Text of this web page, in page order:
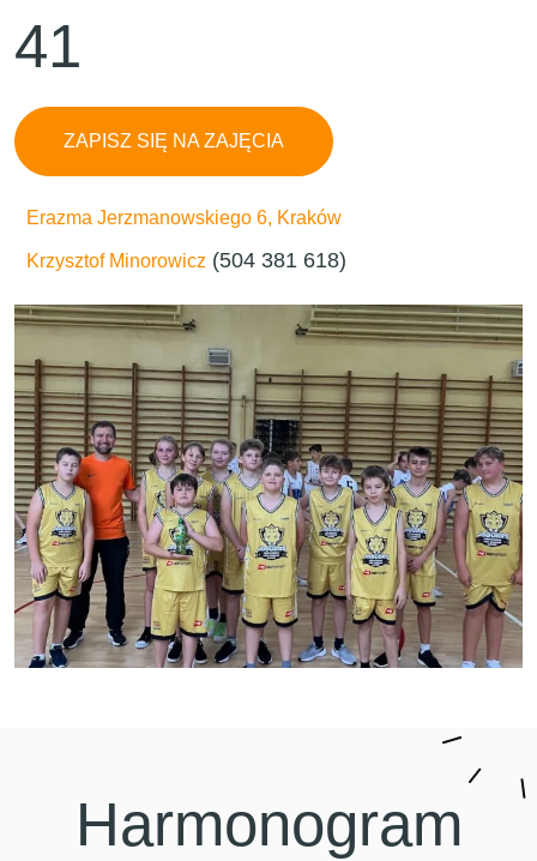
41
ZAPISZ SIĘ NA ZAJĘCIA
Erazma Jerzmanowskiego 6, Kraków
Krzysztof Minorowicz (504 381 618)
Harmonogram